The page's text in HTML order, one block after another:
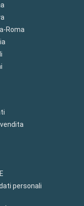
Roma
personali